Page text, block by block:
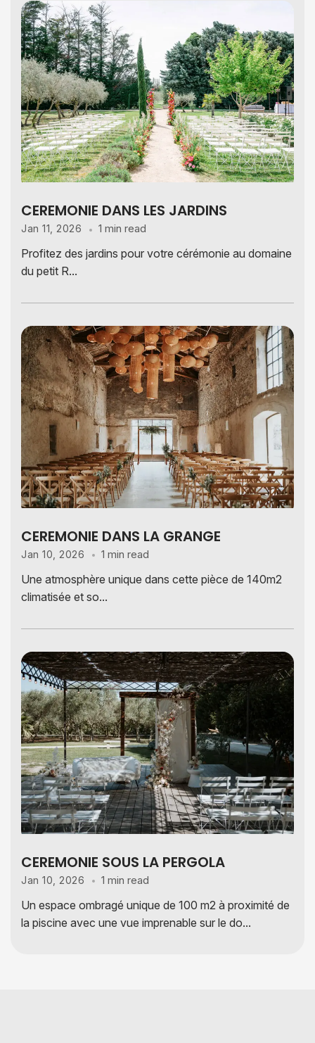
CEREMONIE DANS LES JARDINS
Jan 11, 2026 1 min read
Profitez des jardins pour votre cérémonie au domaine
du petit R...
CEREMONIE DANS LA GRANGE
Jan 10, 2026 1 min read
Une atmosphère unique dans cette pièce de 140m2
climatisée et so...
CEREMONIE SOUS LA PERGOLA
Jan 10, 2026 1 min read
Un espace ombragé unique de 100 m2 à proximité de
la piscine avec une vue imprenable sur le do...